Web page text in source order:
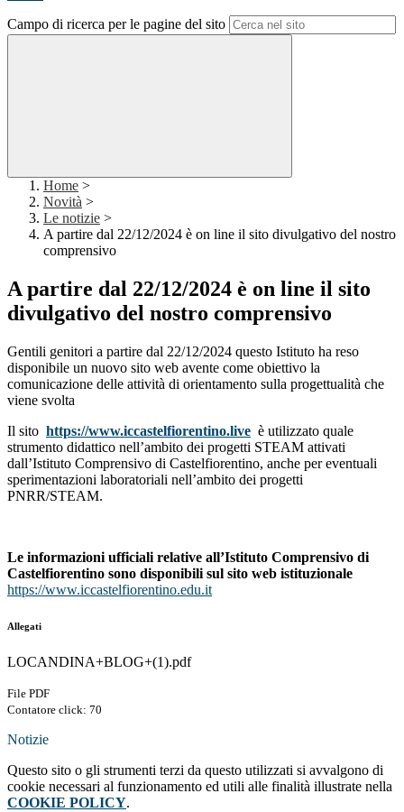
Campo di ricerca per le pagine del sito
Home >
Novità >
Le notizie >
A partire dal 22/12/2024 è on line il sito divulgativo del nostro
comprensivo
A partire dal 22/12/2024 è on line il sito
divulgativo del nostro comprensivo
Gentili genitori a partire dal 22/12/2024 questo Istituto ha reso
disponibile un nuovo sito web avente come obiettivo la
comunicazione delle attività di orientamento sulla progettualità che
viene svolta
Il sito https://www.iccastelfiorentino.live è utilizzato quale
strumento didattico nell’ambito dei progetti STEAM attivati
dall’Istituto Comprensivo di Castelfiorentino, anche per eventuali
sperimentazioni laboratoriali nell’ambito dei progetti
PNRR/STEAM.
Le informazioni ufficiali relative all’Istituto Comprensivo di
Castelfiorentino sono disponibili sul sito web istituzionale
https://www.iccastelfiorentino.edu.it
Allegati
LOCANDINA+BLOG+(1).pdf
File PDF
Contatore click: 70
Notizie
Questo sito o gli strumenti terzi da questo utilizzati si avvalgono di
cookie necessari al funzionamento ed utili alle finalità illustrate nella
COOKIE POLICY.